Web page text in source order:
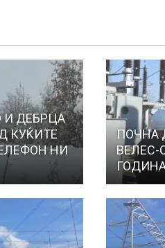
И ДЕБРЦА
КУЌИТЕ
НИ
ПОЧНА
ВЕЛЕС-